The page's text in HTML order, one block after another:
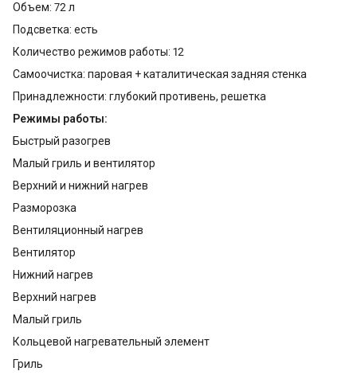
Объем: 72 л
Подсветка: есть
Количество режимов работы: 12
Самоочистка: паровая + каталитическая задняя стенка
Принадлежности: глубокий противень, решетка
Режимы работы:
Быстрый разогрев
Малый гриль и вентилятор
Верхний и нижний нагрев
Разморозка
Вентиляционный нагрев
Вентилятор
Нижний нагрев
Верхний нагрев
Малый гриль
Кольцевой нагревательный элемент
Гриль